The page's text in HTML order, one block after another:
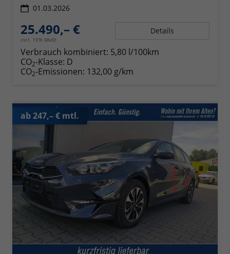
01.03.2026
25.490,– €
incl. 19% MwSt.
Details
Verbrauch kombiniert: 5,80 l/100km
CO2-Klasse: D
CO2-Emissionen: 132,00 g/km
ab 247,– € mtl.